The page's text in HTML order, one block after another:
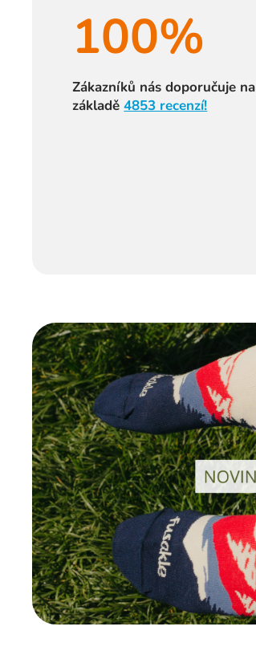
100%
Zákazníků nás doporučuje na
základě4853 recenzí!